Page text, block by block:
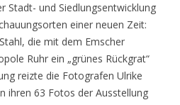
Stadt- und Siedlungsentwicklung
einer neuen Zeit:
die mit dem Emscher
Ruhr ein „grünes Rückgrat“
reizte die Fotografen Ulrike
ihren 63 Fotos der Ausstellung